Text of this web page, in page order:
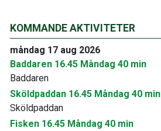
KOMMANDE AKTIVITETER
måndag 17 aug 2026
Baddaren 16.45 Måndag 40 min
Baddaren
Sköldpaddan 16.45 Måndag 40 min
Sköldpaddan
Fisken 16.45 Måndag 40 min